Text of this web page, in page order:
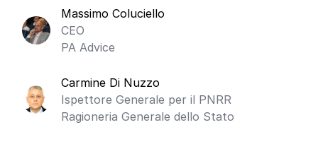
Massimo Coluciello
CEO
PA Advice
Carmine Di Nuzzo
Ispettore Generale per il PNRR
Ragioneria Generale dello Stato